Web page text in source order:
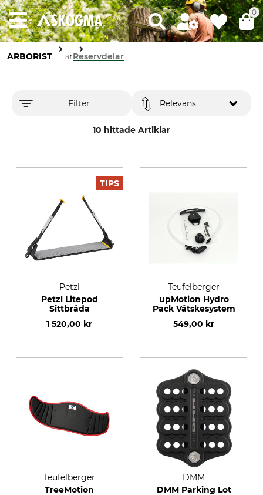
0
ARBORIST SelarReservdelar
Filter
10 hittade Artiklar
Relevans
TIPS
Petzl
Petzl Litepod
Sittbräda
1 520,00 kr
Teufelberger
upMotion Hydro
Pack Vätskesystem
549,00 kr
Teufelberger
TreeMotion
DMM
DMM Parking Lot